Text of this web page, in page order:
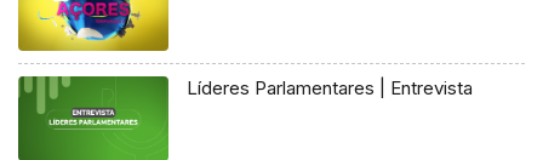
Líderes Parlamentares | Entrevista